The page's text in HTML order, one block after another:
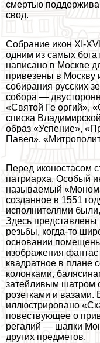
cмepтью
свод.
Собрание икон XI-
одним из самых
написано в Москве
привезены в Москву
собирания русских
собора —
«Святой Ге opгий»,
списка
образ «Успение»,
Павел»,
Перед иконостасом
патриарха. Особый
называемый
созданное в 1551
исполнителями
Здесь
резьбы, когда-то
основании
изображения
квадратное в плане
колонками,
затейливым шатром
розетками и вазами.
иллюстрировано
повествующее о
регалий — шапки
других предметов.